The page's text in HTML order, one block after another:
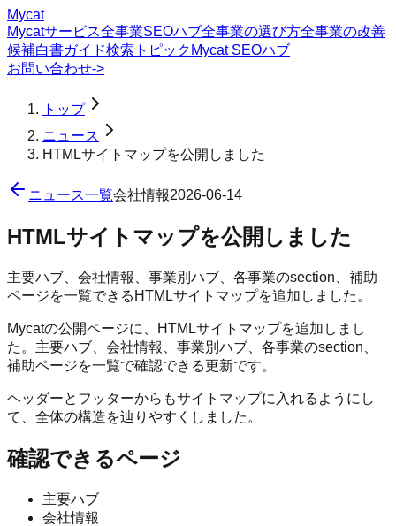
Mycat
Mycatサービス全事業SEOハブ全事業の選び方全事業の改善
候補白書ガイド検索トピック Mycat SEOハブ
お問い合わせ->
トップ
ニュース
HTMLサイトマップを公開しました
ニュース一覧会社情報2026-06-14
HTMLサイトマップを公開しました
主要ハブ、会社情報、事業別ハブ、各事業のsection、補助
ページを一覧できるHTMLサイトマップを追加しました。
Mycatの公開ページに、HTMLサイトマップを追加しまし
た。主要ハブ、会社情報、事業別ハブ、各事業のsection、
補助ページを一覧で確認できる更新です。
ヘッダーとフッターからもサイトマップに入れるようにし
て、全体の構造を辿りやすくしました。
確認できるページ
主要ハブ
会社情報